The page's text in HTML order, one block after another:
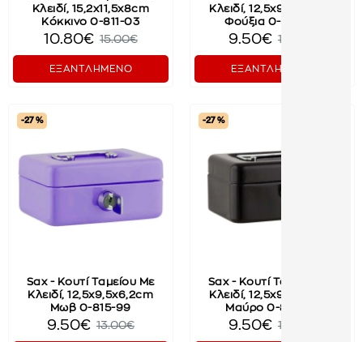
Κλειδί, 15,2x11,5x8cm
Κόκκινο 0-811-03
10.80€ 15.00€
ΕΞΑΝΤΛΗΜΕΝΟ
Κλειδί, 12,5x9,5x6,2cm
Φούξια 0-815-99
9.50€ 13.00€
ΕΞΑΝΤΛΗΜΕΝΟ
-27 %
Sax - Κουτί Ταμείου Με
Κλειδί, 12,5x9,5x6,2cm
Μωβ 0-815-99
9.50€ 13.00€
-27 %
Sax - Κουτί Ταμείου Με
Κλειδί, 12,5x9,5x6,2cm
Μαύρο 0-815-99
9.50€ 13.00€